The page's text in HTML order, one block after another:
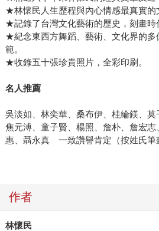
★林懷民人生歷程與內心情感最真實的
★記錄了台灣文化藝術的歷史，刻畫時
★紀念東西方舞蹈、藝術、文化界的多
範。
★收錄五十張珍貴照片，全彩印刷。
名人推薦
吳淡如、林奕華、桑布伊、桂綸鎂、莫
焦元溥、童子賢、楊照、詹朴、詹宏
惠、聶永真 一致讚譽肯定（按姓氏筆
作者
林懷民